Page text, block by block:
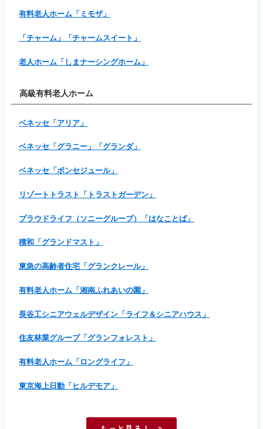
有料老人ホーム「ミモザ」
「チャーム」「チャームスイート」
老人ホーム「しまナーシングホーム」
高級有料老人ホーム
ベネッセ「アリア」
ベネッセ「グラニー」「グランダ」
ベネッセ「ボンセジュール」
リゾートトラスト「トラストガーデン」
プラウドライフ（ソニーグループ）「はなことば」
積和「グランドマスト」
東急の高齢者住宅「グランクレール」
有料老人ホーム「湘南ふれあいの園」
長谷工シニアウェルデザイン「ライフ＆シニアハウス」
住友林業グループ「グランフォレスト」
有料老人ホーム「ロングライフ」
東京海上日動「ヒルデモア」